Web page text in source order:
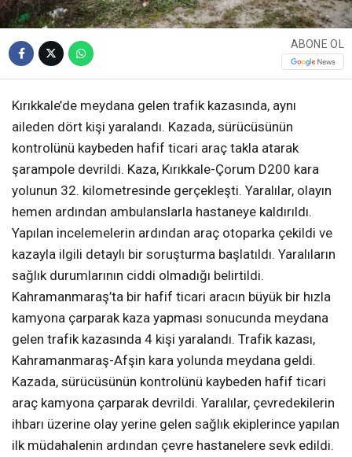
ABONE OL
Kırıkkale’de meydana gelen trafik kazasında, aynı
aileden dört kişi yaralandı. Kazada, sürücüsünün
kontrolünü kaybeden hafif ticari araç takla atarak
şarampole devrildi. Kaza, Kırıkkale-Çorum D200 kara
yolunun 32. kilometresinde gerçekleşti. Yaralılar, olayın
hemen ardından ambulanslarla hastaneye kaldırıldı.
Yapılan incelemelerin ardından araç otoparka çekildi ve
kazayla ilgili detaylı bir soruşturma başlatıldı. Yaralıların
sağlık durumlarının ciddi olmadığı belirtildi.
Kahramanmaraş’ta bir hafif ticari aracın büyük bir hızla
kamyona çarparak kaza yapması sonucunda meydana
gelen trafik kazasında 4 kişi yaralandı. Trafik kazası,
Kahramanmaraş-Afşin kara yolunda meydana geldi.
Kazada, sürücüsünün kontrolünü kaybeden hafif ticari
araç kamyona çarparak devrildi. Yaralılar, çevredekilerin
ihbarı üzerine olay yerine gelen sağlık ekiplerince yapılan
ilk müdahalenin ardından çevre hastanelere sevk edildi.